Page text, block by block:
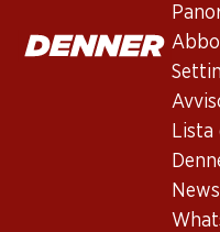
Lista
Rosa chiaro. Profumo di
accompagnato da una